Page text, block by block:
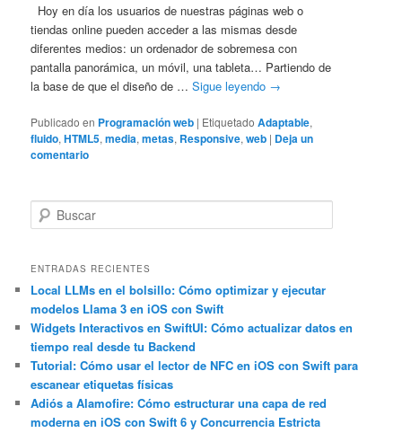
Hoy en día los usuarios de nuestras páginas web o
tiendas online pueden acceder a las mismas desde
diferentes medios: un ordenador de sobremesa con
pantalla panorámica, un móvil, una tableta… Partiendo de
la base de que el diseño de …Sigue leyendo →
Publicado en Programación web | Etiquetado Adaptable,
fluido,HTML5,media,metas, Responsive,web | Deja un
comentario
u
c
a
r
ENTRADAS RECIENTES
Local LLMs en el bolsillo: Cómo optimizar y ejecutar
modelos Llama 3 en iOS con Swift
Widgets Interactivos en SwiftUI: Cómo actualizar datos en
tiempo real desde tu Backend
Tutorial: Cómo usar el lector de NFC en iOS con Swift para
escanear etiquetas físicas
Adiós a Alamofire: Cómo estructurar una capa de red
moderna en iOS con Swift 6 y Concurrencia Estricta